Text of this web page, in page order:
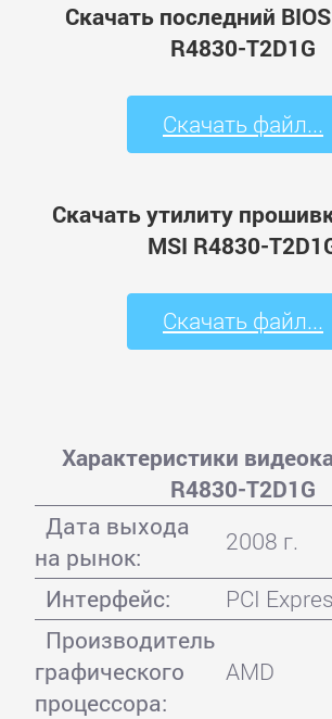
Скачать последний
R4830-T2D1G
Скачать файл...
Скачать утилиту
MSI R4830-
Скачать файл...
Характеристики
R4830-T2D1G
Дата выхода
на рынок:
2008 г.
Интерфейс:
PCI
Производитель
графического
процессора:
AMD